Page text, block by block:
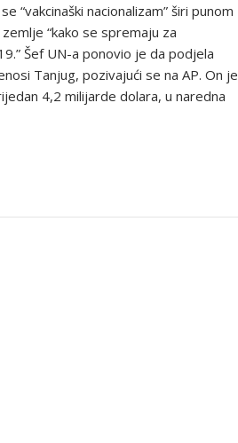
“vakcinaški nacionalizam” širi punom
“kako se spremaju za
Šef UN-a ponovio je da podjela
Tanjug, pozivajući se na AP. On je
4,2 milijarde dolara, u naredna